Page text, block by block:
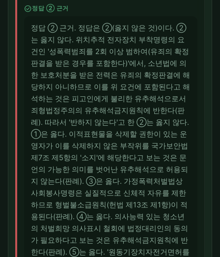
check_circle정답 ② 근거
정답 ② 근거. 정답은 ②(옳지 않은 것)이다. ②
는 옳지 않다. 위치추적 전자장치 부착명령의 요
건인 '성폭력범죄를 2회 이상 범하여(유죄의 확정
판결을 받은 경우를 포함한다)'에서, 소년법에 의
한 보호처분을 받은 전력은 유죄의 확정판결에 해
당하지 아니하므로 이를 위 요건에 포함된다고 해
석하는 것은 피고인에게 불리한 유추해석으로서
죄형법정주의의 유추해석금지원칙에 반한다(판
례). 따라서 '반하지 않는다'고 한 ②는 옳지 않다.
①은 옳다. 이적표현물을 삭제할 권한이 있는 운
영자가 이를 삭제하지 않은 부작위를 국가보안법
제7조 제5항의 '소지'에 해당한다고 보는 것은 문
언의 가능한 의미를 벗어난 유추해석으로 허용되
지 않는다(판례). ③은 옳다. 가정폭력처벌법상
사회봉사명령은 실질적으로 신체적 자유를 제한
하므로 형벌불소급원칙(헌법 제13조 제1항)이 적
용된다(판례). ④는 옳다. 의사능력 있는 청소년
의 처벌희망 의사표시 철회에 법정대리인의 동의
가 필요하다고 보는 것은 유추해석금지원칙에 반
한다(판례). ⑤는 옳다. '원동기장치자전거면허를